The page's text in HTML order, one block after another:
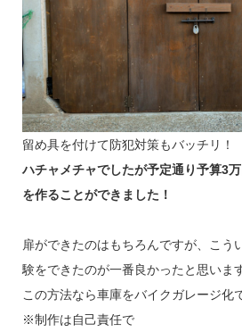
留め具を付けて防犯対策もバッチリ！
ハチャメチャでしたが予定通り予算3
を作ることができました！
扉ができたのはもちろんですが、こう
験をできたのが一番良かったと思います
この方法なら車庫をバイクガレージ化
※制作は自己責任で